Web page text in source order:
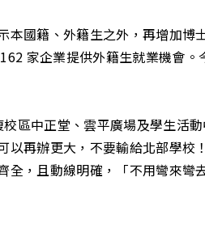
本國籍、外籍生之外，再增加
家企業提供外籍生就業機會
區中正堂、雲平廣場及學生活
以再辦更大，不要輸給北部學
，且動線明確，「不用彎來彎